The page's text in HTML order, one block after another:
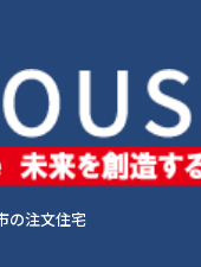
の注文住宅